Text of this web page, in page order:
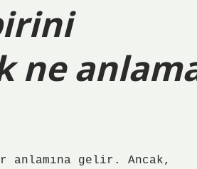
ne
anlamına gelir. Ancak,